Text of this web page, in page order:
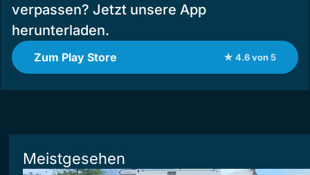
verpassen? Jetzt unsere App
herunterladen.
Zum Play Store ★ 4.6 von 5
Meistgesehen